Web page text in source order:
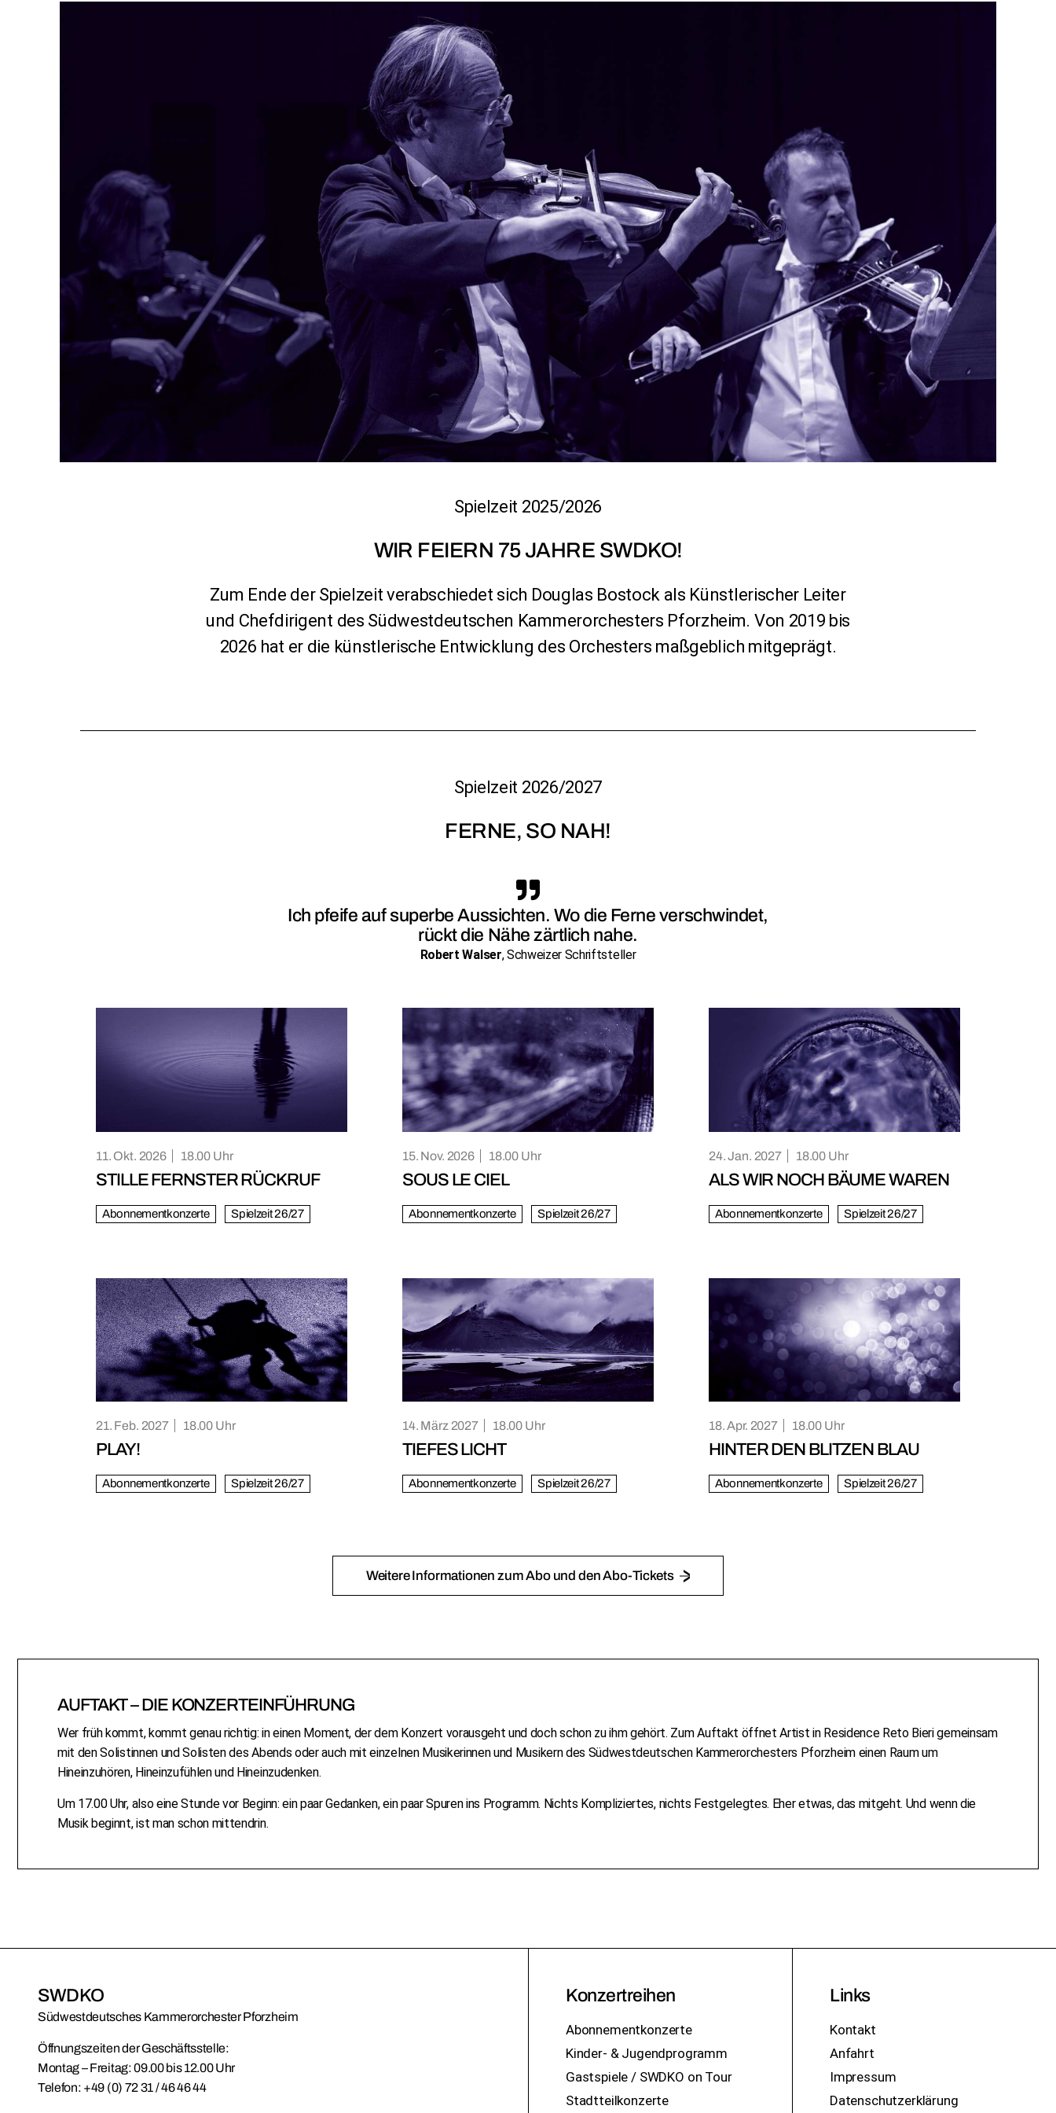
Musiker
Management
About the SWDKO
Stadtteilkonzerte
Dankekonzerte
Neujahrskonzert
Abonnement- und Ticketinfo
Konzertarchiv
Spielzeit 2025/2026
WIR FEIERN 75 JAHRE SWDKO!
Zum Ende der Spielzeit verabschiedet sich Douglas Bostock als Künstlerischer Leiter
und Chefdirigent des Südwestdeutschen Kammerorchesters Pforzheim. Von 2019 bis
2026 hat er die künstlerische Entwicklung des Orchesters maßgeblich mitgeprägt.
Spielzeit 2026/2027
FERNE, SO NAH!
Ich pfeife auf superbe Aussichten. Wo die Ferne verschwindet,
rückt die Nähe zärtlich nahe.
Robert Walser, Schweizer Schriftsteller
11. Okt. 2026 18.00
STILLE FERNSTER RÜCKRUF
Abonnementkonzerte Spielzeit 26/27
15. Nov. 2026 18.00
SOUS LE CIEL
Abonnementkonzerte Spielzeit 26/27
24. Jan. 2027 18.00
ALS WIR NOCH BÄUME WAREN
Abonnementkonzerte Spielzeit 26/27
21. Feb. 2027 18.00
PLAY!
Abonnementkonzerte Spielzeit 26/27
14. März 2027 18.00
TIEFES LICHT
Abonnementkonzerte Spielzeit 26/27
18. Apr. 2027 18.00
HINTER DEN BLITZEN BLAU
Abonnementkonzerte Spielzeit 26/27
Weitere Informationen zum Abo und den Abo-Tickets
AUFTAKT – DIE KONZERTEINFÜHRUNG
Wer früh kommt, kommt genau richtig: in einen Moment, der dem Konzert vorausgeht und doch schon zu ihm gehört. Zum Auftakt öffnet Artist in Residence Reto Bieri gemeinsam
mit den Solistinnen und Solisten des Abends oder auch mit einzelnen Musikerinnen und Musikern des Südwestdeutschen Kammerorchesters Pforzheim einen Raum um
Hineinzuhören, Hineinzufühlen und Hineinzudenken.
Um 17.00 Uhr, also eine Stunde vor Beginn: ein paar Gedanken, ein paar Spuren ins Programm. Nichts Kompliziertes, nichts Festgelegtes. Eher etwas, das mitgeht. Und wenn die
Musik beginnt, ist man schon mittendrin.
SWDKO
Südwestdeutsches Kammerorchester Pforzheim
Öffnungszeiten der Geschäftsstelle:
Montag – Freitag: 09.00 bis 12.00 Uhr
Telefon: +49 (0) 72 31 / 46 46 44
Konzertreihen
Abonnementkonzerte
Kinder- & Jugendprogramm
Gastspiele / SWDKO on Tour
Stadtteilkonzerte
Links
Kontakt
Anfahrt
Impressum
Datenschutzerklärung